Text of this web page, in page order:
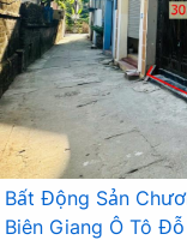
Bất Động Sản
Biên Giang Ô Tô